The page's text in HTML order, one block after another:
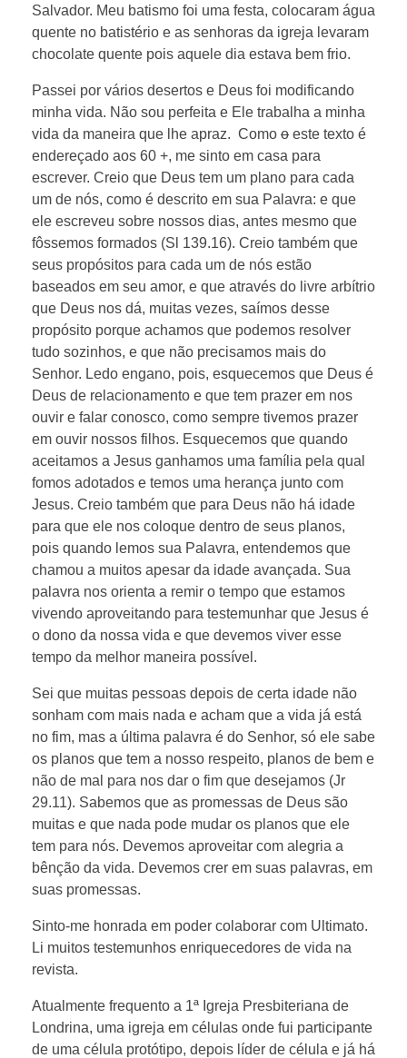
Salvador. Meu batismo foi uma festa, colocaram água
quente no batistério e as senhoras da igreja levaram
chocolate quente pois aquele dia estava bem frio.
Passei por vários desertos e Deus foi modificando
minha vida. Não sou perfeita e Ele trabalha a minha
vida da maneira que lhe apraz. Como o este texto é
endereçado aos 60 +, me sinto em casa para
escrever. Creio que Deus tem um plano para cada
um de nós, como é descrito em sua Palavra: e que
ele escreveu sobre nossos dias, antes mesmo que
fôssemos formados (Sl 139.16). Creio também que
seus propósitos para cada um de nós estão
baseados em seu amor, e que através do livre arbítrio
que Deus nos dá, muitas vezes, saímos desse
propósito porque achamos que podemos resolver
tudo sozinhos, e que não precisamos mais do
Senhor. Ledo engano, pois, esquecemos que Deus é
Deus de relacionamento e que tem prazer em nos
ouvir e falar conosco, como sempre tivemos prazer
em ouvir nossos filhos. Esquecemos que quando
aceitamos a Jesus ganhamos uma família pela qual
fomos adotados e temos uma herança junto com
Jesus. Creio também que para Deus não há idade
para que ele nos coloque dentro de seus planos,
pois quando lemos sua Palavra, entendemos que
chamou a muitos apesar da idade avançada. Sua
palavra nos orienta a remir o tempo que estamos
vivendo aproveitando para testemunhar que Jesus é
o dono da nossa vida e que devemos viver esse
tempo da melhor maneira possível.
Sei que muitas pessoas depois de certa idade não
sonham com mais nada e acham que a vida já está
no fim, mas a última palavra é do Senhor, só ele sabe
os planos que tem a nosso respeito, planos de bem e
não de mal para nos dar o fim que desejamos (Jr
29.11). Sabemos que as promessas de Deus são
muitas e que nada pode mudar os planos que ele
tem para nós. Devemos aproveitar com alegria a
bênção da vida. Devemos crer em suas palavras, em
suas promessas.
Sinto-me honrada em poder colaborar com Ultimato.
Li muitos testemunhos enriquecedores de vida na
revista.
Atualmente frequento a 1ª Igreja Presbiteriana de
Londrina, uma igreja em células onde fui participante
de uma célula protótipo, depois líder de célula e já há